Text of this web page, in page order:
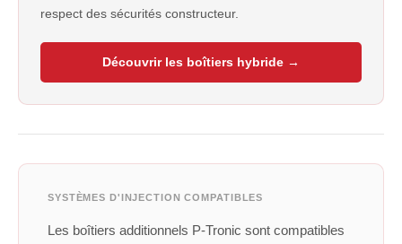
respect des sécurités constructeur.
Découvrir les boîtiers hybride →
SYSTÈMES D'INJECTION COMPATIBLES
Les boîtiers additionnels P-Tronic sont compatibles